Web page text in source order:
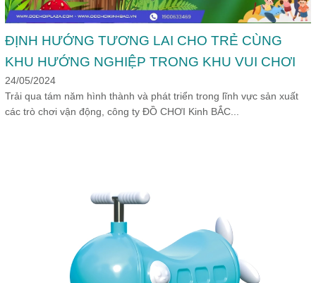
ĐỊNH HƯỚNG TƯƠNG LAI CHO TRẺ CÙNG
KHU HƯỚNG NGHIỆP TRONG KHU VUI CHƠI
24/05/2024
Trải qua tám năm hình thành và phát triển trong lĩnh vực sản xuất
các trò chơi vận động, công ty ĐỒ CHƠI Kinh BẮC...